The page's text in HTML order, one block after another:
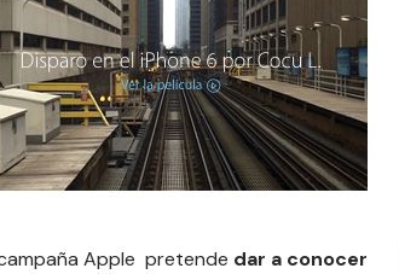
Apple pretende dar a conocer